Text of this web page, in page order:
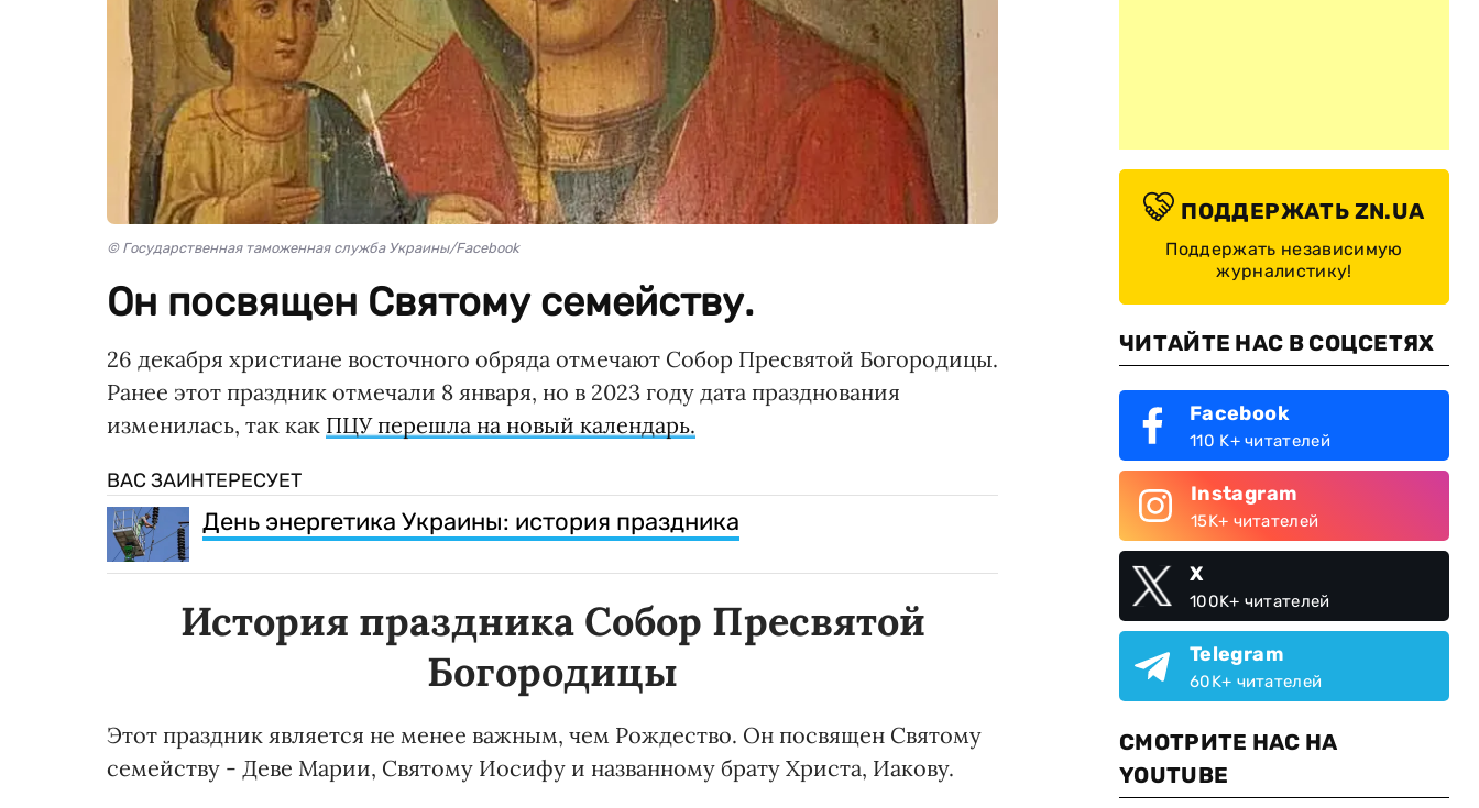
© Государственная таможенная служба Украины/Facebook
Он посвящен Святому семейству.
26 декабря христиане восточного обряда отмечают Собор Пресвятой Богородицы.
Ранее этот праздник отмечали 8 января, но в 2023 году дата празднования
изменилась, так как ПЦУ перешла на новый календарь.
ВАС ЗАИНТЕРЕСУЕТ
День энергетика Украины: история праздника
История праздника Собор Пресвятой
Богородицы
Этот праздник является не менее важным, чем Рождество. Он посвящен Святому
семейству - Деве Марии, Святому Иосифу и названному брату Христа, Иакову.
ПОДДЕРЖАТЬ ZN.UA
Поддержать независимую
журналистику!
ЧИТАЙТЕ НАС В СОЦСЕТЯХ
Facebook
110 K+ читателей
Instagram
15K+ читателей
X
100K+ читателей
Telegram
60K+ читателей
СМОТРИТЕ НАС НА
YOUTUBE